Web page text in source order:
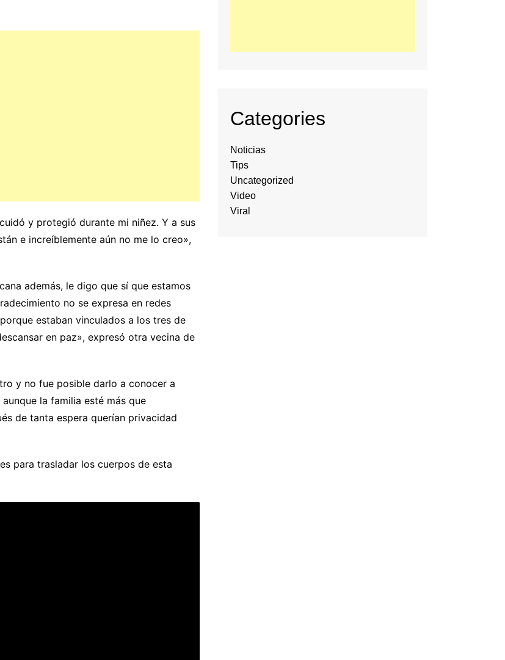
y protegió durante mi niñez. Y a sus
e increíblemente aún no me lo creo»,
además, le digo que sí que estamos
no se expresa en redes
estaban vinculados a los tres de
en paz», expresó otra vecina de
y no fue posible darlo a conocer a
la familia esté más que
de tanta espera querían privacidad
para trasladar los cuerpos de esta
Categories
Noticias
Tips
Uncategorized
Video
Viral